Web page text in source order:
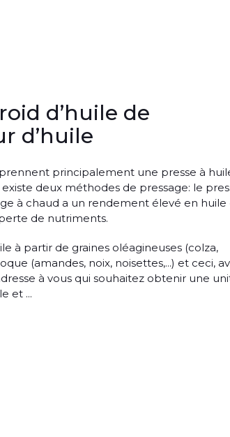
d’huile de
d’huile
principalement une presse à
deux méthodes de pressage: le
à chaud a un rendement élevé en huile
de nutriments.
à partir de graines oléagineuses (colza,
(amandes, noix, noisettes,...) et ceci,
à vous qui souhaitez obtenir une
et ...